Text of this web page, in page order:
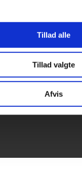
Tillad alle
Tillad valgte
Afvis